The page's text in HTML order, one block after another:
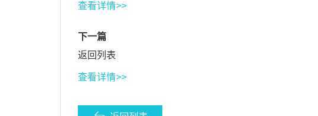
查看详情>>
下一篇
返回列表
查看详情>>